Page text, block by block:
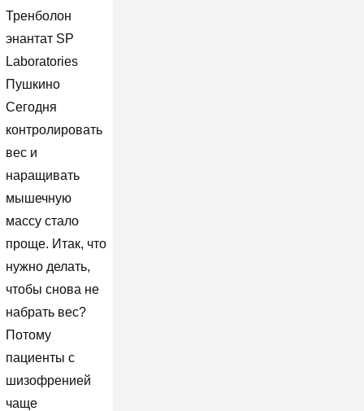
Тренболон
энантат SP
Laboratories
Пушкино
Сегодня
контролировать
вес и
наращивать
мышечную
массу стало
проще. Итак, что
нужно делать,
чтобы снова не
набрать вес?
Потому
пациенты с
шизофренией
чаще